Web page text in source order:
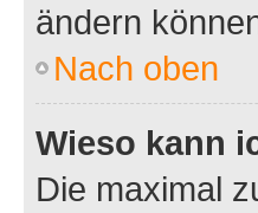
ändern
Nach oben
Wieso kann
Die maximal